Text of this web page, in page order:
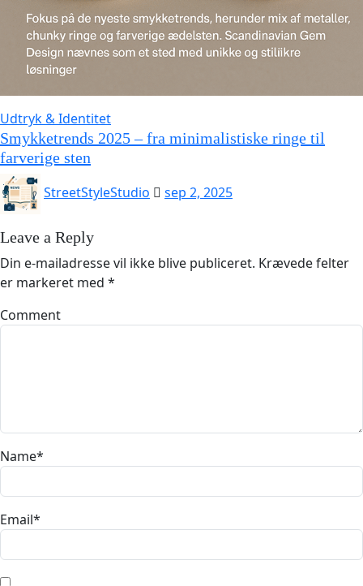
Udtryk & Identitet
Smykketrends 2025 – fra minimalistiske ringe til
farverige sten
StreetStyleStudio
sep 2, 2025
Leave a Reply
Din e-mailadresse vil ikke blive publiceret. Krævede felter
er markeret med *
Comment
Name*
Email*